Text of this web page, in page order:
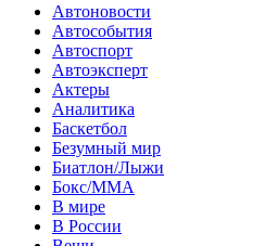
Автоновости
Автособытия
Автоспорт
Автоэксперт
Актеры
Аналитика
Баскетбол
Безумный мир
Биатлон/Лыжи
Бокс/MMA
В мире
В России